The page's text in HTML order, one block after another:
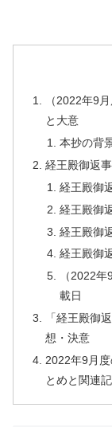
（2022年9
と大意
本抄の背
経王殿御返
経王殿御
経王殿御
経王殿御
経王殿御
（2022
載日
「経王殿御
想・決意
2022年9月
とめと関連